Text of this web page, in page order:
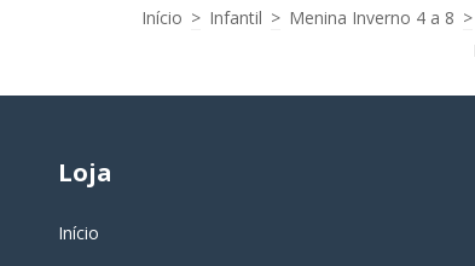
Início > Infantil > Menina Inverno 4 a 8 >
Loja
Início